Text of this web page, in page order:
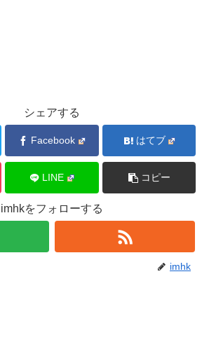
シェアする
Facebook はてブ
LINE コピー
imhkをフォローする
imhk